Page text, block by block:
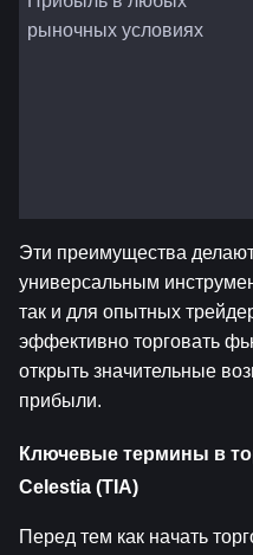
рыночных условиях
Эти преимущества
универсальным
так и для опытных
эффективно торговать
открыть значительные
прибыли.
Ключевые термины в
Celestia (TIA)
Перед тем как начать